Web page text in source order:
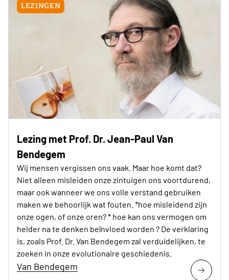
LEZINGEN
Lezing met Prof. Dr. Jean-Paul Van
Bendegem
Wij mensen vergissen ons vaak. Maar hoe komt dat?
Niet alleen misleiden onze zintuigen ons voortdurend,
maar ook wanneer we ons volle verstand gebruiken
maken we behoorlijk wat fouten. *hoe misleidend zijn
onze ogen, of onze oren? * hoe kan ons vermogen om
helder na te denken beïnvloed worden ? De verklaring
is, zoals Prof. Dr. Van Bendegem zal verduidelijken, te
zoeken in onze evolutionaire geschiedenis.
Van Bendegem